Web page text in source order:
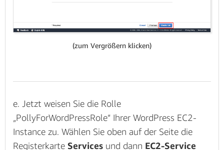
(zum Vergrößern klicken)
e. Jetzt weisen Sie die Rolle
„PollyForWordPressRole“ Ihrer WordPress EC2-
Instance zu. Wählen Sie oben auf der Seite die
Registerkarte Services und dann EC2-Service